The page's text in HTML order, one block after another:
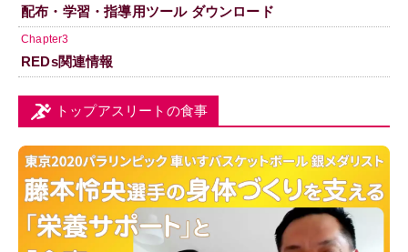
配布・学習・指導用ツール ダウンロード
Chapter3
REDs関連情報
トップアスリートの食事